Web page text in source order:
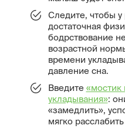
Следите, чтобы
достаточная
бодрствование
возрастной
времени
давление сна.
Введите «мостик
укладывания»:
«замедлить»,
мягко